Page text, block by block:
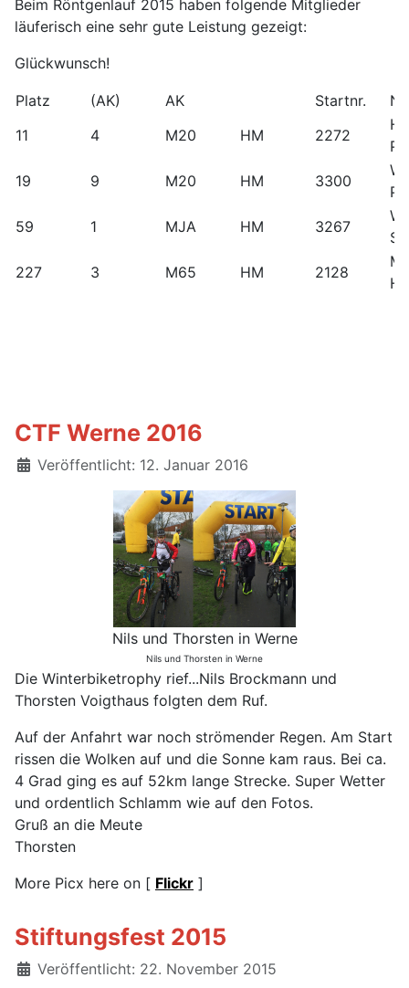
Beim Röntgenlauf 2015 haben folgende Mitglieder
läuferisch eine sehr gute Leistung gezeigt:
Glückwunsch!
Platz (AK) AK Startnr.
11
4 M20 HM 2272
19
9 M20 HM 3300
59
1 MJA HM 3267
227
3 M65 HM 2128
CTF Werne 2016
Details
Veröffentlicht: 12. Januar 2016
Nils und Thorsten in Werne
Nils und Thorsten in Werne
Die Winterbiketrophy rief...Nils Brockmann und
Thorsten Voigthaus folgten dem Ruf.
Auf der Anfahrt war noch strömender Regen. Am Start
rissen die Wolken auf und die Sonne kam raus. Bei ca.
4 Grad ging es auf 52km lange Strecke. Super Wetter
und ordentlich Schlamm wie auf den Fotos.
Gruß an die Meute
Thorsten
More Picx here on [ Flickr ]
Stiftungsfest 2015
Details
Veröffentlicht: 22. November 2015